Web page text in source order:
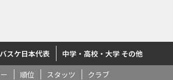
バスケ日本代表 中学・高校・大学 その他
順位 スタッツ
クラブ